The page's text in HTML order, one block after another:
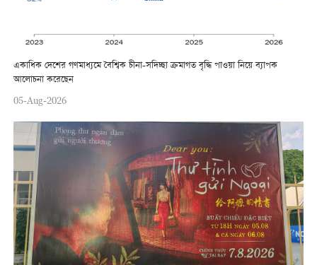
একাধিক দেশের গণমাধ্যমে বৈশ্বিক চীনা-সদিচ্ছা ক্রমাগত বৃদ্ধি পাওয়া নিয়ে ব্যাপক
আলোচনা করেছেন
05-Aug-2026